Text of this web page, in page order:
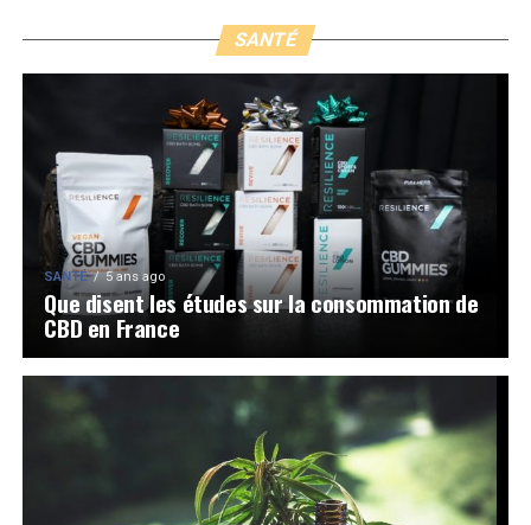
SANTÉ
SANTÉ 5 ans ago
Que disent les études sur la consommation de
CBD en France